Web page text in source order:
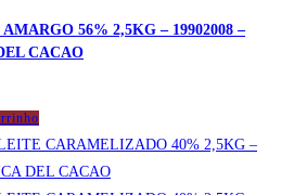
56% 2,5KG – 19902008 –
CACAO